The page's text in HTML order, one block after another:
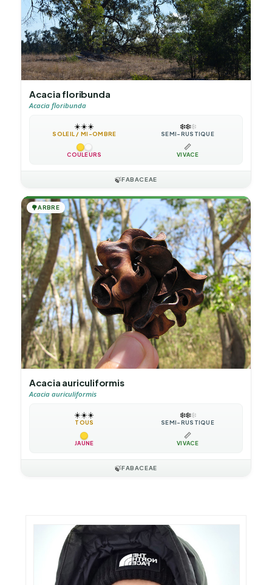
Acacia floribunda
Acacia floribunda
☀️☀️☀️
SOLEIL / MI-OMBRE
❄️❄️❄️
SEMI-RUSTIQUE
COULEURS
📏
VIVACE
🍃FABACEAE
🌳ARBRE
Acacia auriculiformis
Acacia auriculiformis
☀️☀️☀️
TOUS
❄️❄️❄️
SEMI-RUSTIQUE
JAUNE
📏
VIVACE
🍃FABACEAE